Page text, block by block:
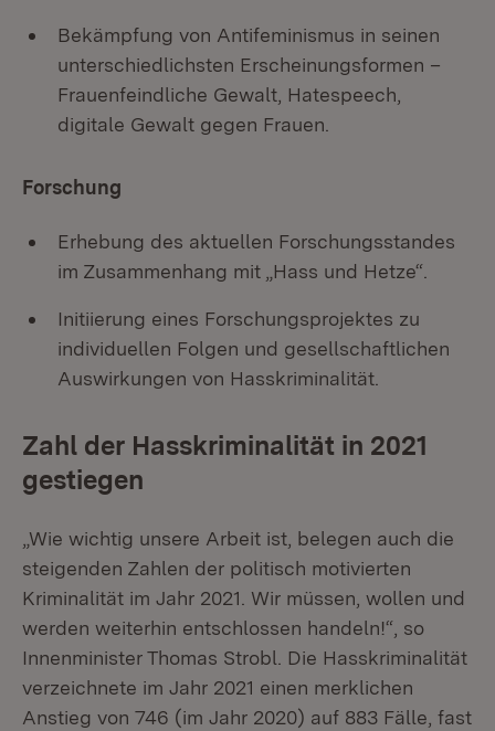
Bekämpfung von Antifeminismus in seinen
unterschiedlichsten Erscheinungsformen –
Frauenfeindliche Gewalt, Hatespeech,
digitale Gewalt gegen Frauen.
Forschung
Erhebung des aktuellen Forschungsstandes
im Zusammenhang mit „Hass und Hetze“.
Initiierung eines Forschungsprojektes zu
individuellen Folgen und gesellschaftlichen
Auswirkungen von Hasskriminalität.
Zahl der Hasskriminalität in 2021
gestiegen
„Wie wichtig unsere Arbeit ist, belegen auch die
steigenden Zahlen der politisch motivierten
Kriminalität im Jahr 2021. Wir müssen, wollen und
werden weiterhin entschlossen handeln!“, so
Innenminister Thomas Strobl. Die Hasskriminalität
verzeichnete im Jahr 2021 einen merklichen
Anstieg von 746 (im Jahr 2020) auf 883 Fälle, fast